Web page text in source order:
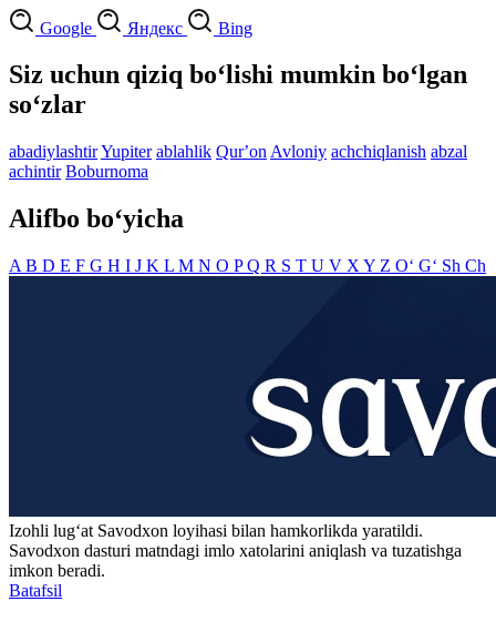
Google Яндекс Bing
Siz uchun qiziq bo‘lishi mumkin bo‘lgan
so‘zlar
abadiylashtirYupiter ablahlik Qurʼon Avloniy achchiqlanish abzal
achintir Boburnoma
Alifbo bo‘yicha
A B D E F G H I J K L M N O PQ R S T U V X Y Z O‘ G‘ Sh Ch
Izohli lugʻat Savodxon loyihasi bilan hamkorlikda yaratildi.
Savodxon dasturi matndagi imlo xatolarini aniqlash va tuzatishga
imkon beradi.
Batafsil